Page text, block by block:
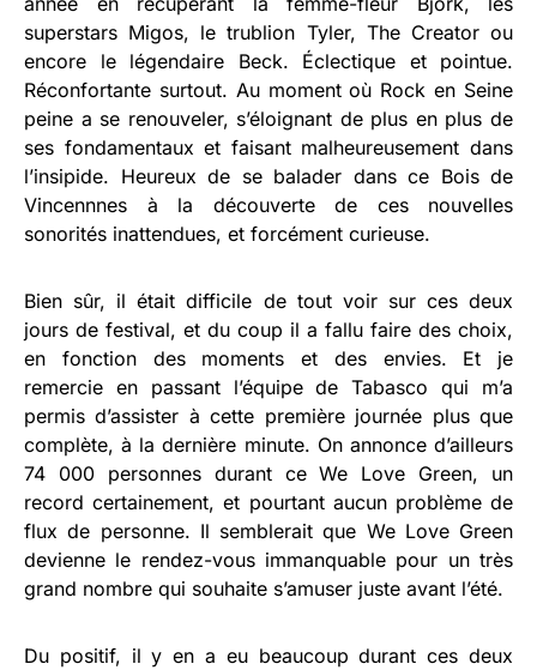
superstars Migos, le trublion Tyler, The Creator ou
encore le légendaire Beck. Éclectique et pointue.
Réconfortante surtout. Au moment où Rock en Seine
peine a se renouveler, s’éloignant de plus en plus de
ses fondamentaux et faisant malheureusement dans
l’insipide. Heureux de se balader dans ce Bois de
Vincennnes à la découverte de ces nouvelles
sonorités inattendues, et forcément curieuse.
Bien sûr, il était difficile de tout voir sur ces deux
jours de festival, et du coup il a fallu faire des choix,
en fonction des moments et des envies. Et je
remercie en passant l’équipe de Tabasco qui m’a
permis d’assister à cette première journée plus que
complète, à la dernière minute. On annonce d’ailleurs
74 000 personnes durant ce We Love Green, un
record certainement, et pourtant aucun problème de
flux de personne. Il semblerait que We Love Green
devienne le rendez-vous immanquable pour un très
grand nombre qui souhaite s’amuser juste avant l’été.
Du positif, il y en a eu beaucoup durant ces deux